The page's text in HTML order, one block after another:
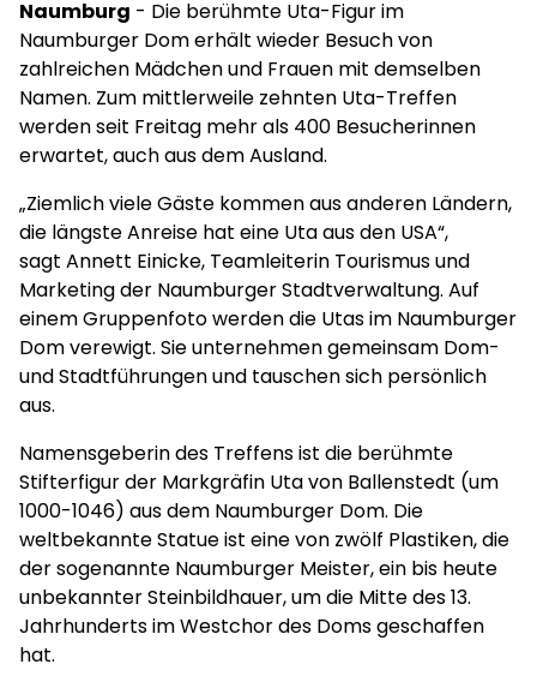
Naumburg - Die berühmte Uta-Figur im
Naumburger Dom erhält wieder Besuch von
zahlreichen Mädchen und Frauen mit demselben
Namen. Zum mittlerweile zehnten Uta-Treffen
werden seit Freitag mehr als 400 Besucherinnen
erwartet, auch aus dem Ausland.
„Ziemlich viele Gäste kommen aus anderen Ländern,
die längste Anreise hat eine Uta aus den USA“,
sagt Annett Einicke, Teamleiterin Tourismus und
Marketing der Naumburger Stadtverwaltung. Auf
einem Gruppenfoto werden die Utas im Naumburger
Dom verewigt. Sie unternehmen gemeinsam Dom-
und Stadtführungen und tauschen sich persönlich
aus.
Namensgeberin des Treffens ist die berühmte
Stifterfigur der Markgräfin Uta von Ballenstedt (um
1000-1046) aus dem Naumburger Dom. Die
weltbekannte Statue ist eine von zwölf Plastiken, die
der sogenannte Naumburger Meister, ein bis heute
unbekannter Steinbildhauer, um die Mitte des 13.
Jahrhunderts im Westchor des Doms geschaffen
hat.